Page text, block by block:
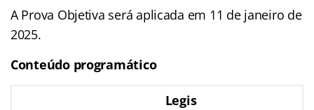
A Prova Objetiva será aplicada em 11 de janeiro de
2025.
Conteúdo programático
Legis